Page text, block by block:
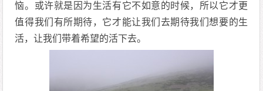
恼。或许就是因为生活有它不如意的时候，所以它才更
值得我们有所期待，它才能让我们去期待我们想要的生
活，让我们带着希望的活下去。